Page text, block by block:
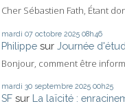
Cher Sébastien Fath, Étant
mardi 07 octobre 2025 08h46
Philippe sur Journée
Bonjour, comment être
mardi 30 septembre 2025 00h25
SF sur La laïcité :